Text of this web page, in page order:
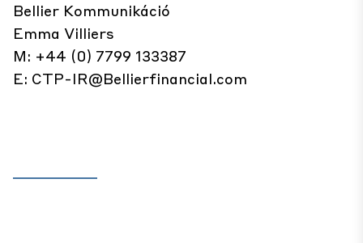
Bellier Kommunikáció
Emma Villiers
M: +44 (0) 7799 133387
E: CTP-IR@Bellierfinancial.com